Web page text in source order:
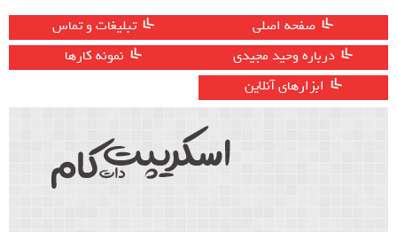
صفحه اصلی
تبلیغات و تماس
درباره وحید مجیدی
نمونه کارها
ابزارهای آنلاین